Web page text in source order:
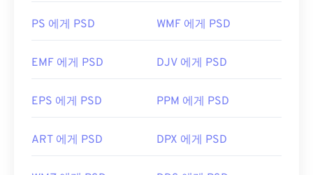
Studio와ArcSoft PhotoStudio 가 있습니다.
개발자: 삼성
PSD 파일을 어떻게 여나요?
PSD 파일을 여는 데 가장 많이 사용되는 프로그램은
Adobe Photoshop입니다. Adobe 제품의 무료 대안
이 있습니다.
지 않습니다. 이를 해결하기 위해 PSD는 데이터를 압
PS 에게 PSD WMF 에게 PSD
EMF 에게 PSD DJV 에게 PSD
EPS 에게 PSD PPM 에게 PSD
ART 에게 PSD DPX 에게 PSD